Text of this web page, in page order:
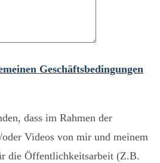
Geschäftsbedingungen
dass im Rahmen der
Videos von mir und meinem
die Öffentlichkeitsarbeit (Z.B.